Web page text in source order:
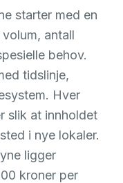
starter med en
antall
behov.
tidslinje,
Hver
slik at innholdet
i nye lokaler.
ligger
kroner per